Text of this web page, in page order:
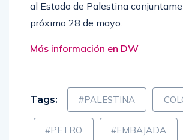
al Estado de Palestina
próximo 28 de mayo.
Más información en DW
Tags: #PALESTINA
#PETRO #EMBAJADA